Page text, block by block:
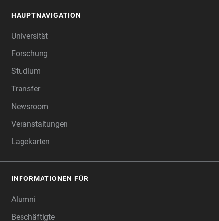
HAUPTNAVIGATION
Universität
Forschung
Studium
Transfer
Newsroom
Veranstaltungen
Lagekarten
INFORMATIONEN FÜR
Alumni
Beschäftigte